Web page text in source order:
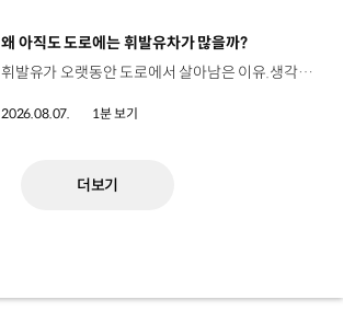
[동영상]
왜 아직도 도로에는 휘발유차가 많을까?
휘발유가 오랫동안 도로에서 살아남은 이유.생각보다 강력한 장점이 있었습니다. 현대진행형 팟캐스트 EP.21에서 확인하세요.📻 #현대자동차그룹 #현대진행형 #모빌리티팟캐스트 #휘발유 #내연기관 #연료 #미래모빌리티 #모빌리티
2026.08.07. 1분 보기
더보기